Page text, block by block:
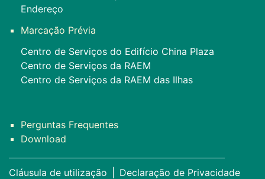
Endereço
Marcação Prévia
Centro de Serviços do Edifício China Plaza
Centro de Serviços da RAEM
Centro de Serviços da RAEM das Ilhas
Perguntas Frequentes
Download
Cláusula de utilização
Declaração de Privacidade